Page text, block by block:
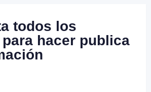
todos los
hacer publica